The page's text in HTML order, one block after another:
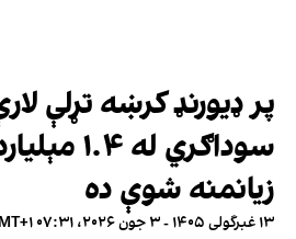
پر ډیورنډ کرښه تړلې
سوداګري له
زیانمنه شوې ده
۱۳ غبرگولی ۱۴۰۵ - ۳ جون ۲۰۲۶، ۰۷:۳۱ GMT+۱